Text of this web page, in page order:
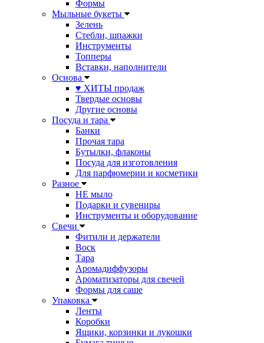
Формы
Мыльные букеты
Зелень
Стебли, шпажки
Инструменты
Топперы
Вставки, наполнители
Основа
♥ ХИТЫ продаж
Твердые основы
Другие основы
Посуда и тара
Банки
Прочая тара
Бутылки, флаконы
Посуда для изготовления
Для парфюмерии и косметики
Разное
НЕ мыло
Подарки и сувениры
Инструменты и оборудование
Свечи
Фитили и держатели
Воск
Тара
Аромадиффузоры
Ароматизаторы для свечей
Формы для саше
Упаковка
Ленты
Коробки
Ящики, корзинки и лукошки